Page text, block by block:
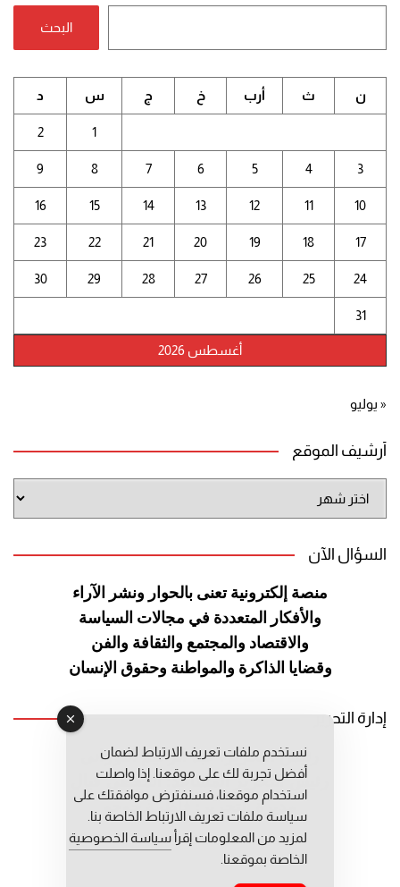
البحث
أغسطس 2026
ن ث أرب خ ج س د
1
2
3
4
5
6
7
8
9
10
11
12
13
14
15
16
17
18
19
20
21
22
23
24
25
26
27
28
29
30
31
« يوليو
أرشيف الموقع
الموقع
السؤال الآن
منصة إلكترونية تعنى بالحوار ونشر
الآراء
والأفكار المتعددة في مجالات السياسة
والاقتصاد والمجتمع والثقافة والفن
وقضايا الذاكرة والمواطنة وحقوق الإنسان
إدارة التحرير
رئيس التحرير: عبد الرحيم التوراني
رئيس التحرير المساعد: المعطي قبال
مديرة التحرير: فاطمة حوحو
نستخدم ملفات تعريف الارتباط لضمان
أفضل تجربة لك على موقعنا. إذا واصلت
استخدام موقعنا، فسنفترض موافقتك على
سياسة ملفات تعريف الارتباط الخاصة بنا.
لمزيد من المعلومات إقرأ سياسة الخصوصية
الخاصة بموقعنا.